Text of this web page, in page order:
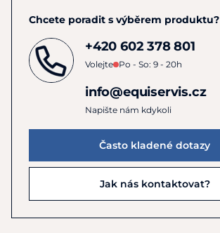
Chcete poradit s výběrem produktu?
+420 602 378 801
Volejte Po - So: 9 - 20h
info@equiservis.cz
Napište nám kdykoli
Často kladené dotazy
Jak nás kontaktovat?